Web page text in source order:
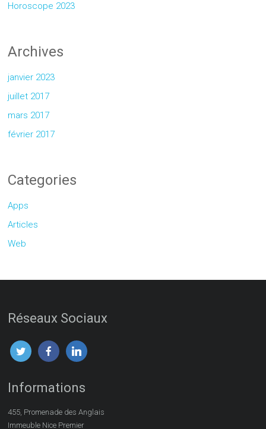
Horoscope 2023
Archives
janvier 2023
juillet 2017
mars 2017
février 2017
Categories
Apps
Articles
Web
Réseaux Sociaux
Informations
455, Promenade des Anglais
Immeuble Nice Premier